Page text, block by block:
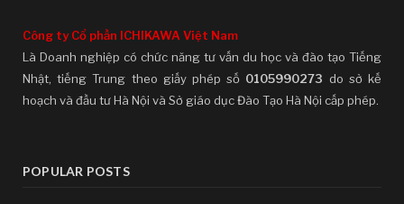
Công ty Cổ phần ICHIKAWA Việt Nam
Là Doanh nghiệp có chức năng tư vấn du học và đào tạo Tiếng
Nhật, tiếng Trung theo giấy phép số 0105990273 do sở kế
hoạch và đầu tư Hà Nội và Sở giáo dục Đào Tạo Hà Nội cấp phép.
POPULAR POSTS